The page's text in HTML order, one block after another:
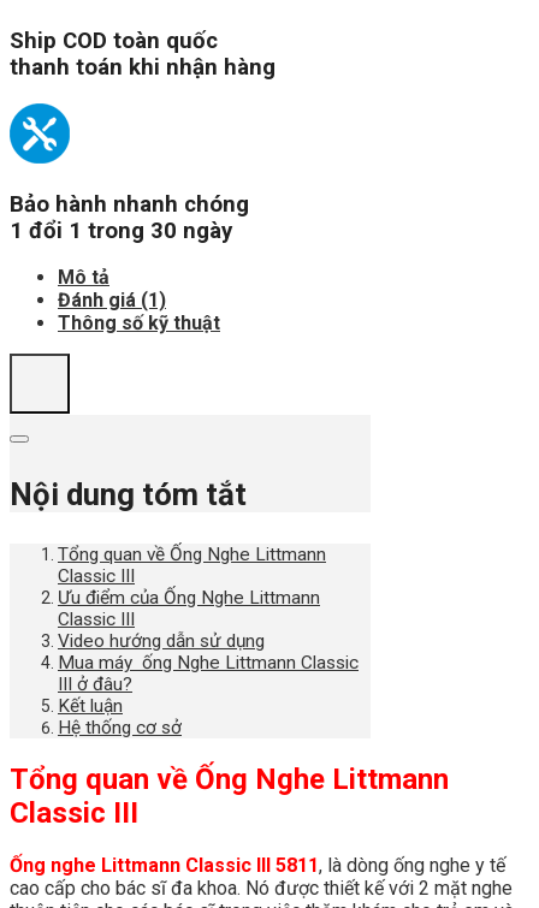
Ship COD toàn quốc
thanh toán khi nhận hàng
Bảo hành nhanh chóng
1 đổi 1 trong 30 ngày
Mô tả
Đánh giá (1)
Thông số kỹ thuật
Nội dung tóm tắt
Tổng quan về Ống Nghe Littmann
Classic III
Ưu điểm của Ống Nghe Littmann
Classic III
Video hướng dẫn sử dụng
Mua máy ống Nghe Littmann Classic
III ở đâu?
Kết luận
Hệ thống cơ sở
Tổng quan về Ống Nghe Littmann
Classic III
Ống nghe Littmann Classic III 5811, là dòng ống nghe y tế
cao cấp cho bác sĩ đa khoa. Nó được thiết kế với 2 mặt nghe